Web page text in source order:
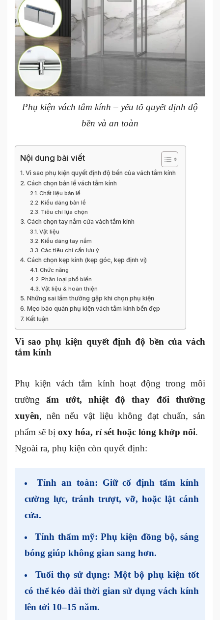
Phụ kiện vách tắm kính – yếu tố quyết định độ
bền và an toàn
Nội dung bài viết
Vì sao phụ kiện quyết định độ bền của vách tắm kính
Cách chọn bản lề vách tắm kính
Chất liệu bản lề
Kiểu dáng bản lề
Tiêu chí lựa chọn
Cách chọn tay nắm cửa vách tắm kính
Vật liệu
Kiểu dáng tay nắm
Các tiêu chí cần lưu ý
Cách chọn kẹp kính (kẹp góc, kẹp định vị)
Chức năng
Phân loại phổ biến
Vật liệu & hoàn thiện
Những sai lầm thường gặp khi chọn phụ kiện
Mẹo bảo quản phụ kiện vách tắm kính bền đẹp
Kết luận
Vì sao phụ kiện quyết định độ bền của vách
tắm kính
Phụ kiện vách tắm kính hoạt động trong môi
trườngẩm ướt, nhiệt độ thay đổi thường
xuyên, nên nếu vật liệu không đạt chuẩn, sản
phẩm sẽ bị oxy hóa, rỉ sét hoặc lỏng khớp nối.
Ngoài ra, phụ kiện còn quyết định:
Tính an toàn: Giữ cố định tấm kính
cường lực, tránh trượt, vỡ, hoặc lật cánh
cửa.
Tính thẩm mỹ: Phụ kiện đồng bộ, sáng
bóng giúp không gian sang hơn.
Tuổi thọ sử dụng: Một bộ phụ kiện tốt
có thể kéo dài thời gian sử dụng vách kính
lên tới 10–15 năm.